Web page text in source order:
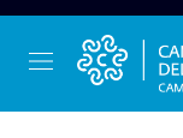
Vai al contenuto
Vai alla navigazione
Vai al footer